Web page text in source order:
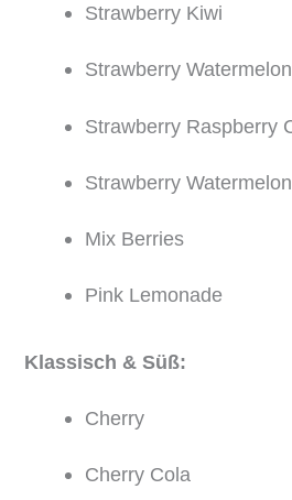
Strawberry Kiwi
Strawberry Watermelon
Strawberry Raspberry
Strawberry
Mix Berries
Pink Lemonade
Klassisch & Süß:
Cherry
Cherry Cola